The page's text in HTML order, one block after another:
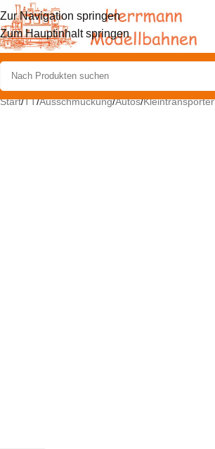
Zur Navigation springen
Zum Hauptinhalt springen
Start/TT/Ausschmückung/Autos/Kleintransporter